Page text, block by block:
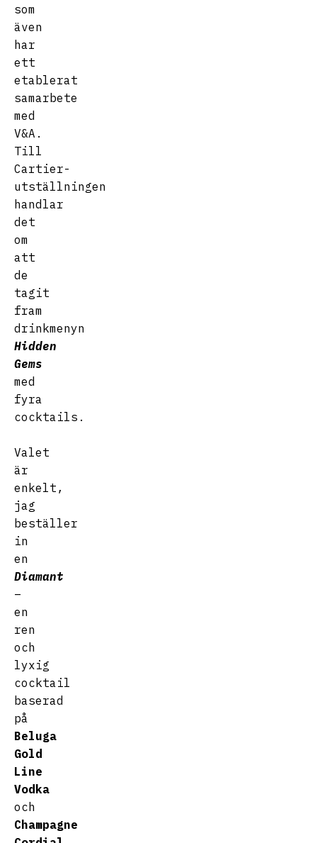
som
även
har
ett
etablerat
samarbete
med
V&A.
Till
Cartier-
utställningen
handlar
det
om
att
de
tagit
fram
drinkmenyn
Hidden
Gems
med
fyra
cocktails.
Valet
är
enkelt,
jag
beställer
in
en
Diamant
–
en
ren
och
lyxig
cocktail
baserad
på
Beluga
Gold
Line
Vodka
och
Champagne